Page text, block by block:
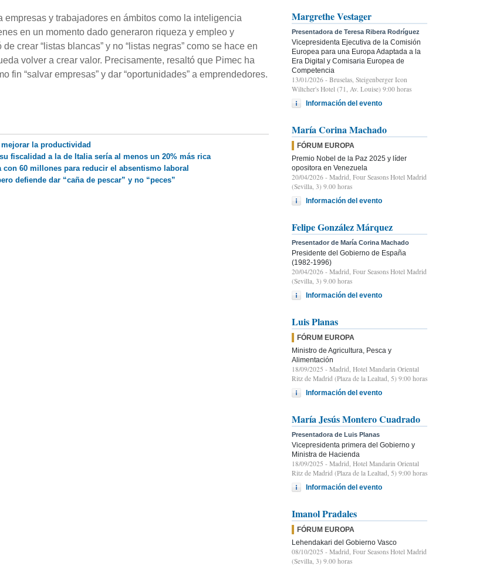
y trabajadores en ámbitos como la inteligencia
en un momento dado generaron riqueza y empleo y
crear “listas blancas” y no “listas negras” como se hace en
volver a crear valor. Precisamente, resaltó que Pimec ha
“salvar empresas” y dar “oportunidades” a emprendedores.
la productividad
fiscalidad a la de Italia sería al menos un 20% más rica
60 millones para reducir el absentismo laboral
defiende dar “caña de pescar” y no “peces”
Margrethe Vestager
Presentadora de Teresa Ribera Rodríguez
Vicepresidenta Ejecutiva de la Comisión
Europea para una Europa Adaptada a la
Era Digital y Comisaria Europea de
Competencia
13/01/2026 - Bruselas, Steigenberger Icon
Wiltcher's Hotel (71, Av. Louise) 9:00 horas
Información del evento
María Corina Machado
FÓRUM EUROPA
Premio Nobel de la Paz 2025 y líder
opositora en Venezuela
20/04/2026 - Madrid, Four Seasons Hotel Madrid
(Sevilla, 3) 9.00 horas
Información del evento
Felipe González Márquez
Presentador de María Corina Machado
Presidente del Gobierno de España
(1982-1996)
20/04/2026 - Madrid, Four Seasons Hotel Madrid
(Sevilla, 3) 9.00 horas
Información del evento
Luis Planas
FÓRUM EUROPA
Ministro de Agricultura, Pesca y
Alimentación
18/09/2025 - Madrid, Hotel Mandarin Oriental
Ritz de Madrid (Plaza de la Lealtad, 5) 9:00 horas
Información del evento
María Jesús Montero Cuadrado
Presentadora de Luis Planas
Vicepresidenta primera del Gobierno y
Ministra de Hacienda
18/09/2025 - Madrid, Hotel Mandarin Oriental
Ritz de Madrid (Plaza de la Lealtad, 5) 9:00 horas
Información del evento
Imanol Pradales
FÓRUM EUROPA
Lehendakari del Gobierno Vasco
08/10/2025 - Madrid, Four Seasons Hotel Madrid
(Sevilla, 3) 9.00 horas